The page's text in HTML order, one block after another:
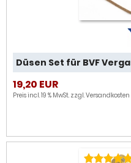
Düsen Set für BVF
19,20 EUR
Preis incl. 19 % MwSt. zzgl.Versandkosten